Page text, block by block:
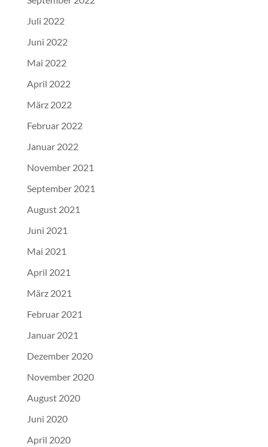
Juli 2022
Juni 2022
Mai 2022
April 2022
März 2022
Februar 2022
Januar 2022
November 2021
September 2021
August 2021
Juni 2021
Mai 2021
April 2021
März 2021
Februar 2021
Januar 2021
Dezember 2020
November 2020
August 2020
Juni 2020
April 2020